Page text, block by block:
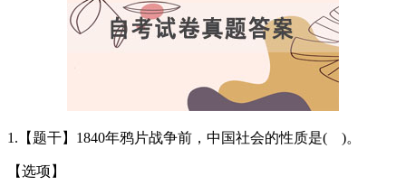
1.【题干】1840年鸦片战争前，中国社会的性质是( )。
【选项】